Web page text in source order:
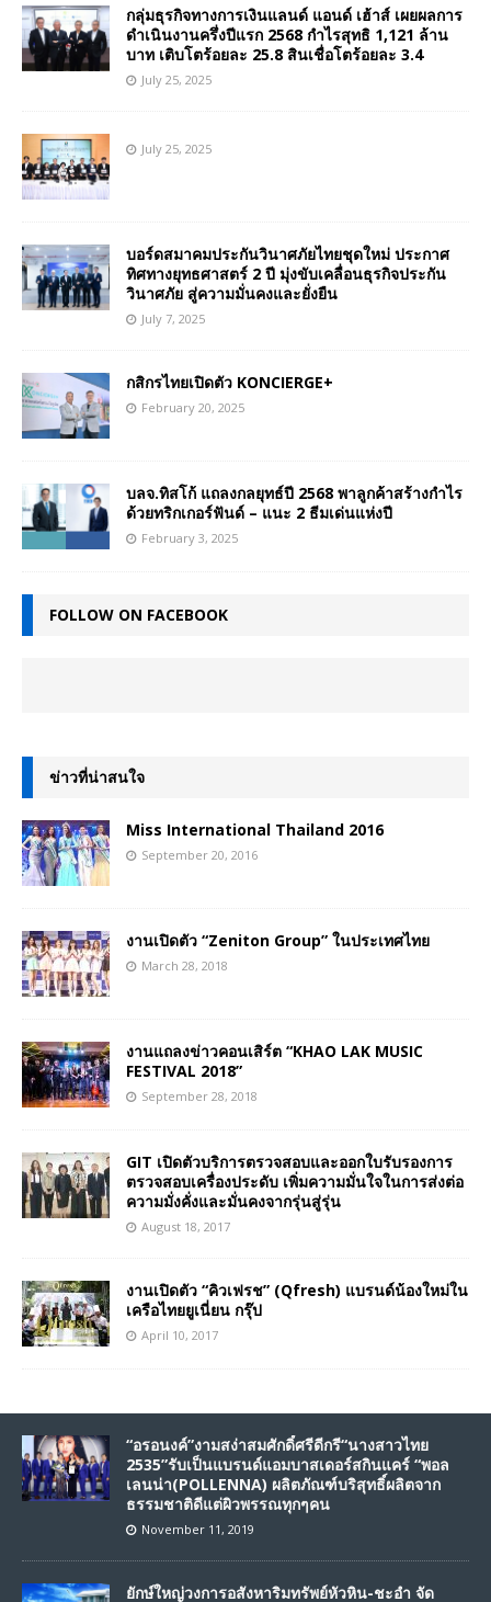
กลุ่มธุรกิจทางการเงินแลนด์ แอนด์ เฮ้าส์ เผยผลการ
ดำเนินงานครึ่งปีแรก 2568 กำไรสุทธิ 1,121 ล้าน
บาท เติบโตร้อยละ 25.8 สินเชื่อโตร้อยละ 3.4
July 25, 2025
July 25, 2025
บอร์ดสมาคมประกันวินาศภัยไทยชุดใหม่ ประกาศ
ทิศทางยุทธศาสตร์ 2 ปี มุ่งขับเคลื่อนธุรกิจประกัน
วินาศภัย สู่ความมั่นคงและยั่งยืน
July 7, 2025
กสิกรไทยเปิดตัว KONCIERGE+
February 20, 2025
บลจ.ทิสโก้ แถลงกลยุทธ์ปี 2568 พาลูกค้าสร้างกำไร
ด้วยทริกเกอร์ฟันด์ – แนะ 2 ธีมเด่นแห่งปี
February 3, 2025
FOLLOW ON FACEBOOK
ข่าวที่น่าสนใจ
Miss International Thailand 2016
September 20, 2016
งานเปิดตัว “Zeniton Group” ในประเทศไทย
March 28, 2018
งานแถลงข่าวคอนเสิร์ต “KHAO LAK MUSIC
FESTIVAL 2018”
September 28, 2018
GIT เปิดตัวบริการตรวจสอบและออกใบรับรองการ
ตรวจสอบเครื่องประดับ เพิ่มความมั่นใจในการส่งต่อ
ความมั่งคั่งและมั่นคงจากรุ่นสู่รุ่น
August 18, 2017
งานเปิดตัว “คิวเฟรช” (Qfresh) แบรนด์น้องใหม่ใน
เครือไทยยูเนี่ยน กรุ๊ป
April 10, 2017
“อรอนงค์”งามสง่าสมศักดิ์ศรีดีกรี“นางสาวไทย
2535”รับเป็นแบรนด์แอมบาสเดอร์สกินแคร์ “พอล
เลนน่า(POLLENNA) ผลิตภัณฑ์บริสุทธิ์ผลิตจาก
ธรรมชาติดีแต่ผิวพรรณทุกๆคน
November 11, 2019
ยักษ์ใหญ่วงการอสังหาริมทรัพย์หัวหิน-ชะอำ จัด